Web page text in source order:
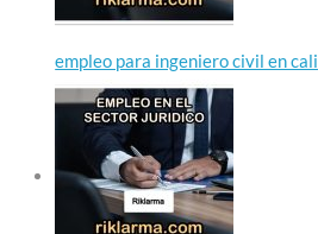
empleo para ingeniero civil en cali